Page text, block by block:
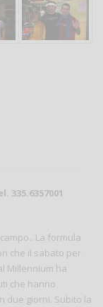
335.6357001
La formula
che il sabato per
Millennium ha
che hanno
due giorni. Subito la